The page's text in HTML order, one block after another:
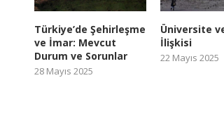
Türkiye’de Şehirleşme
ve İmar: Mevcut
Durum ve Sorunlar
28 Mayıs 2025
Üniversite
İlişkisi
22 Mayıs 2025